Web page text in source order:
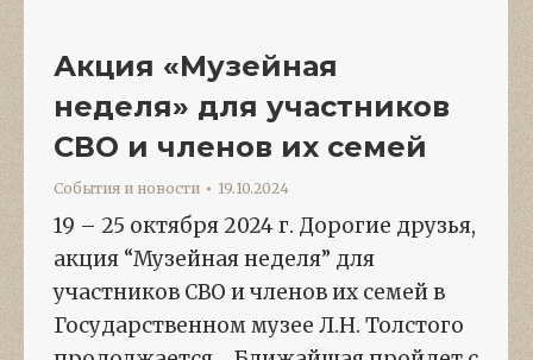
Акция «Музейная
неделя» для участников
СВО и членов их семей
События и новости 19.10.2024
19 – 25 октября 2024 г. Дорогие друзья,
акция “Музейная неделя” для
участников СВО и членов их семей в
Государственном музее Л.Н. Толстого